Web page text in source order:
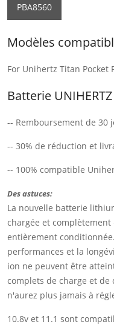
PBA8560
Modèles
For Unihertz Titan Pocket
Batterie
-- Remboursement de 30
-- 30% de réduction et
-- 100% compatible
Des astuces:
La nouvelle batterie
chargée et
entièrement
performances et la
ion ne peuvent être
complets de charge et de
n'aurez plus jamais à
10.8v et 11.1 sont